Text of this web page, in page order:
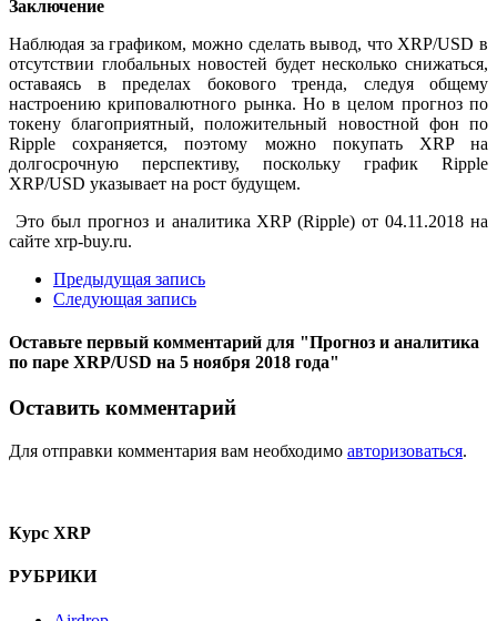
Заключение
Наблюдая за графиком, можно сделать вывод, что XRP/USD в
отсутствии глобальных новостей будет несколько снижаться,
оставаясь в пределах бокового тренда, следуя общему
настроению криповалютного рынка. Но в целом прогноз по
токену благоприятный, положительный новостной фон по
Ripple сохраняется, поэтому можно покупать XRP на
долгосрочную перспективу, поскольку график Ripple
XRP/USD указывает на рост будущем.
Это был прогноз и аналитика XRP (Ripple) от 04.11.2018 на
сайте xrp-buy.ru.
Предыдущая запись
Следующая запись
Оставьте первый комментарий для "Прогноз и аналитика
по паре XRP/USD на 5 ноября 2018 года"
Оставить комментарий
Для отправки комментария вам необходимо авторизоваться.
Курс XRP
РУБРИКИ